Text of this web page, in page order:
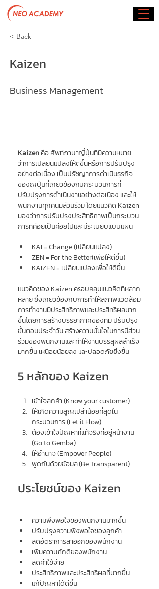
< Back
Kaizen
Business Management
Kaizen คือ ศัพท์ภาษาญี่ปุ่นที่มีความหมาย
ว่าการเปลี่ยนแปลงให้ดีขึ้นหรือการปรับปรุง
อย่างต่อเนื่อง เป็นปรัชญาการดำเนินธุรกิจ
ของญี่ปุ่นที่เกี่ยวข้องกับกระบวนการที่
ปรับปรุงการดำเนินงานอย่างต่อเนื่อง และให้
พนักงานทุกคนมีส่วนร่วม โดยแนวคิด Kaizen
มองว่าการปรับปรุงประสิทธิภาพเป็นกระบวน
การที่ค่อยเป็นค่อยไปและมีระเบียบแบบแผน
KAI = Change (เปลี่ยนแปลง)
ZEN = For the Better(เพื่อให้ดีขึ้น)
KAIZEN = เปลี่ยนแปลงเพื่อให้ดีขึ้น
แนวคิดของ Kaizen ครอบคลุมแนวคิดที่หลาก
หลาย ซึ่งเกี่ยวข้องกับการทำให้สภาพแวดล้อม
การทำงานมีประสิทธิภาพและประสิทธิผลมาก
ขึ้นโดยการสร้างบรรยากาศของทีม ปรับปรุง
ขั้นตอนประจำวัน สร้างความมั่นใจในการมีส่วน
ร่วมของพนักงานและทำให้งานบรรลุผลสำเร็จ
มากขึ้น เหนื่อยน้อยลง และปลอดภัยยิ่งขึ้น
5 หลักของ Kaizen
เข้าใจลูกค้า (Know your customer)
ให้เกิดความสูญเปล่าน้อยที่สุดใน
กระบวนการ (Let it Flow)
ต้องเข้าใจปัญหาที่แท้จริงที่อยู่หน้างาน
(Go to Gemba)
ให้อำนาจ (Empower People)
พูดกันด้วยข้อมูล (Be Transparent)
ประโยชน์ของ Kaizen
ความพึงพอใจของพนักงานมากขึ้น
ปรับปรุงความพึงพอใจของลูกค้า
ลดอัตราการลาออกของพนักงาน
เพิ่มความภักดีของพนักงาน
ลดค่าใช้จ่าย
ประสิทธิภาพและประสิทธิผลที่มากขึ้น
แก้ปัญหาได้ดีขึ้น